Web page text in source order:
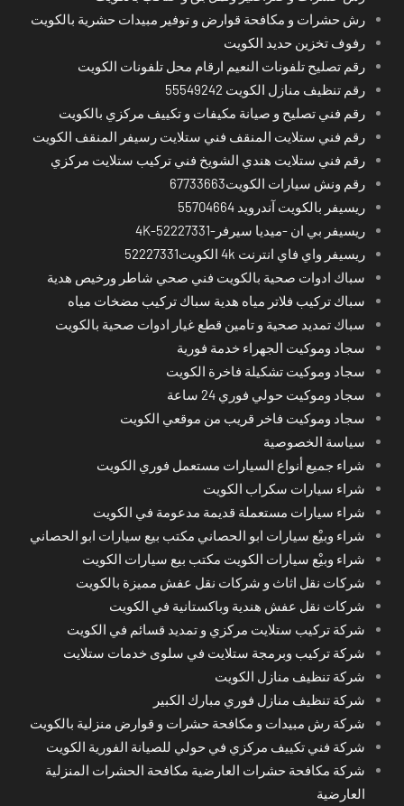
رش حشرات و مكافحة قوارض و توفير مبيدات حشرية بالكويت
رفوف تخزين حديد الكويت
رقم تصليح تلفونات النعيم ارقام محل تلفونات الكويت
رقم تنظيف منازل الكويت 55549242
رقم فني تصليح و صيانة مكيفات و تكييف مركزي بالكويت
رقم فني ستلايت المنقف فني ستلايت رسيفر المنقف الكويت
رقم فني ستلايت هندي الشويخ فني تركيب ستلايت مركزي
رقم ونش سيارات الكويت67733663
ريسيفر بالكويت آندرويد 55704664
ريسيفر بي ان -ميديا سيرفر-4K-52227331
ريسيفر واي فاي انترنت 4k الكويت52227331
سباك ادوات صحية بالكويت فني صحي شاطر ورخيص هدية
سباك تركيب فلاتر مياه هدية سباك تركيب مضخات مياه
سباك تمديد صحية و تامين قطع غيار ادوات صحية بالكويت
سجاد وموكيت الجهراء خدمة فورية
سجاد وموكيت تشكيلة فاخرة الكويت
سجاد وموكيت حولي فوري 24 ساعة
سجاد وموكيت فاخر قريب من موقعي الكويت
سياسة الخصوصية
شراء جميع أنواع السيارات مستعمل فوري الكويت
شراء سيارات سكراب الكويت
شراء سيارات مستعملة قديمة مدعومة في الكويت
شراء وبيْع سيارات ابو الحصاني مكتب بيع سيارات ابو الحصاني
شراء وبيْع سيارات الكويت مكتب بيع سيارات الكويت
شركات نقل اثاث و شركات نقل عفش مميزة بالكويت
شركات نقل عفش هندية وباكستانية في الكويت
شركة تركيب ستلايت مركزي و تمديد قسائم في الكويت
شركة تركيب وبرمجة ستلايت في سلوى خدمات ستلايت
شركة تنظيف منازل الكويت
شركة تنظيف منازل فوري مبارك الكبير
شركة رش مبيدات و مكافحة حشرات و قوارض منزلية بالكويت
شركة فني تكييف مركزي في حولي للصيانة الفورية الكويت
شركة مكافحة حشرات العارضية مكافحة الحشرات المنزلية
العارضية